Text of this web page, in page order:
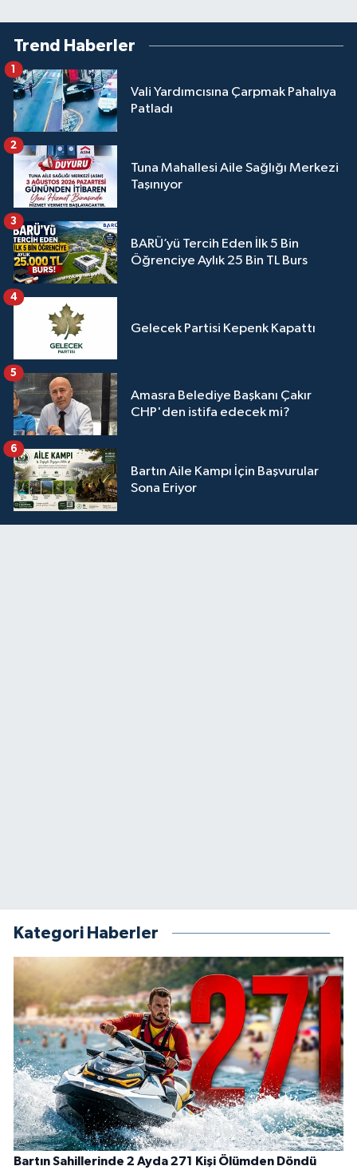
Trend Haberler
Vali Yardımcısına Çarpmak Pahalıya
Patladı
1
Tuna Mahallesi Aile Sağlığı Merkezi
Taşınıyor
2
BARÜ’yü Tercih Eden İlk 5 Bin
Öğrenciye Aylık 25 Bin TL Burs
3
Gelecek Partisi Kepenk Kapattı
4
Amasra Belediye Başkanı Çakır
CHP'den istifa edecek mi?
5
Bartın Aile Kampı İçin Başvurular
Sona Eriyor
6
Kategori Haberler
Bartın Sahillerinde 2 Ayda 271 Kişi Ölümden Döndü